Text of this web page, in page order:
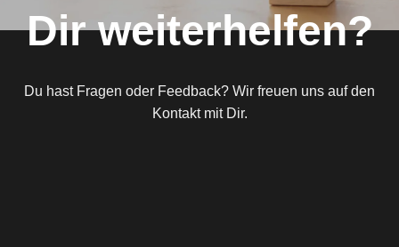
Dir weiterhelfen?
Du hast Fragen oder Feedback? Wir freuen uns auf den
Kontakt mit Dir.